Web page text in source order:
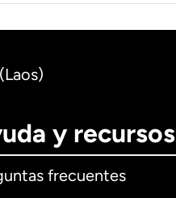
y recursos
frecuentes